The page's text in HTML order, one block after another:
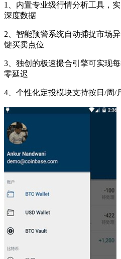
1、内置专业级行情分析工具，
深度数据
2、智能预警系统自动捕捉市场
键买卖点位
3、独创的极速撮合引擎可实现
零延迟
4、个性化定投模块支持按日/周/